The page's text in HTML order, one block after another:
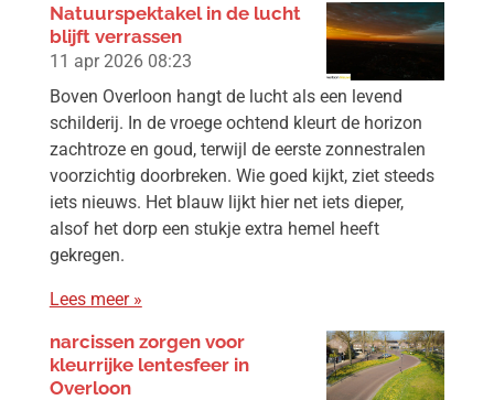
Natuurspektakel in de lucht
blijft verrassen
11 apr 2026 08:23
Boven Overloon hangt de lucht als een levend
schilderij. In de vroege ochtend kleurt de horizon
zachtroze en goud, terwijl de eerste zonnestralen
voorzichtig doorbreken. Wie goed kijkt, ziet steeds
iets nieuws. Het blauw lijkt hier net iets dieper,
alsof het dorp een stukje extra hemel heeft
gekregen.
Lees meer »
narcissen zorgen voor
kleurrijke lentesfeer in
Overloon